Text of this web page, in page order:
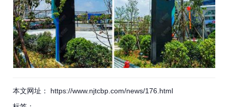
本文网址： https://www.njtcbp.com/news/176.html